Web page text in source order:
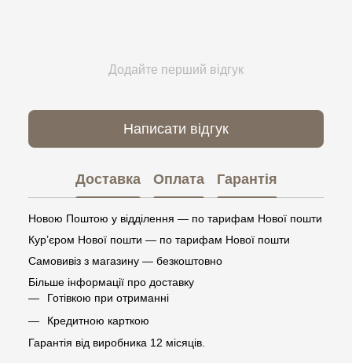
Додайте перший відгук
Написати відгук
Доставка Оплата Гарантія
Новою Поштою у відділення — по тарифам Нової пошти
Кур’єром Нової пошти — по тарифам Нової пошти
Самовивіз з магазину — безкоштовно
Більше інформації про доставку
Готівкою при отриманні
Кредитною карткою
Гарантія від виробника 12 місяців.